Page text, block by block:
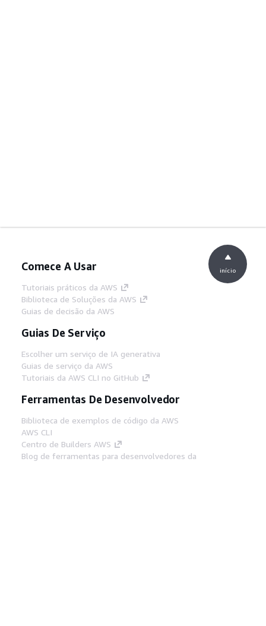
Comece A Usar
Tutoriais práticos da AWS
Biblioteca de Soluções da AWS
Guias de decisão da AWS
Guias De Serviço
Escolher um serviço de IA generativa
Guias de serviço da AWS
Tutoriais da AWS CLI no GitHub
Ferramentas De Desenvolvedor
Biblioteca de exemplos de código da AWS
AWS CLI
Centro de Builders AWS
Blog de ferramentas para desenvolvedores da
início